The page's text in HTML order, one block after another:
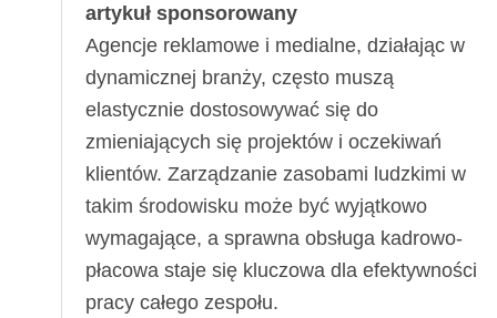
artykuł sponsorowany
Agencje reklamowe i medialne, działając w
dynamicznej branży, często muszą
elastycznie dostosowywać się do
zmieniających się projektów i oczekiwań
klientów. Zarządzanie zasobami ludzkimi w
takim środowisku może być wyjątkowo
wymagające, a sprawna obsługa kadrowo-
płacowa staje się kluczowa dla efektywności
pracy całego zespołu.